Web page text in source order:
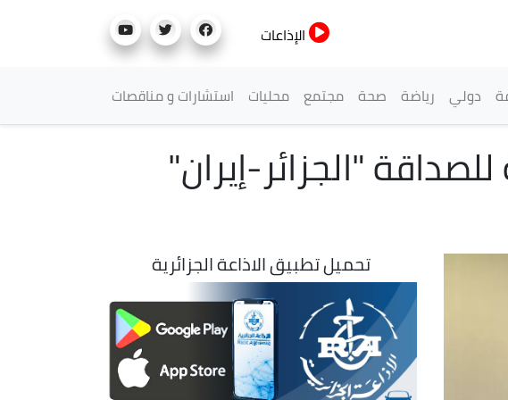
الإذاعات
دولي رياضة صحة مجتمع محليات استشارات و مناقصات
"الجزائر-إيران"
تحميل تطبيق الاذاعة الجزائرية